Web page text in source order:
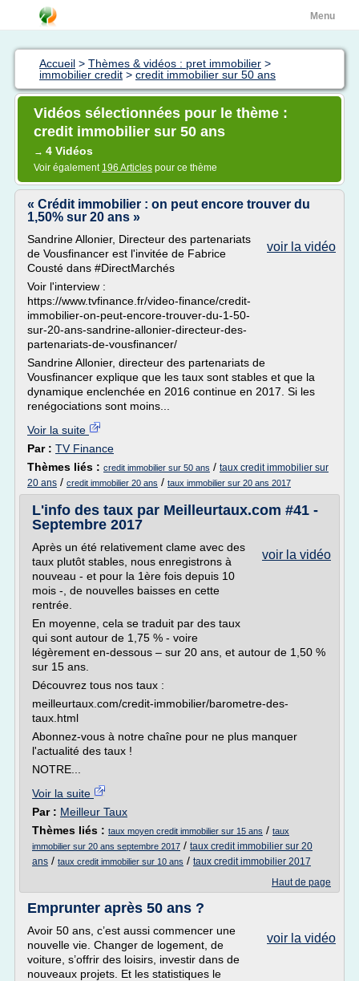
Menu
Accueil > Thèmes & vidéos : pret immobilier >
immobilier credit > credit immobilier sur 50 ans
Vidéos sélectionnées pour le thème :
credit immobilier sur 50 ans
→ 4 Vidéos
Voir également 196 Articles pour ce thème
« Crédit immobilier : on peut encore trouver du
1,50% sur 20 ans »
voir la vidéo
Sandrine Allonier, Directeur des partenariats
de Vousfinancer est l'invitée de Fabrice
Cousté dans #DirectMarchés
Voir l'interview :
https://www.tvfinance.fr/video-finance/credit-
immobilier-on-peut-encore-trouver-du-1-50-
sur-20-ans-sandrine-allonier-directeur-des-
partenariats-de-vousfinancer/
Sandrine Allonier, directeur des partenariats de
Vousfinancer explique que les taux sont stables et que la
dynamique enclenchée en 2016 continue en 2017. Si les
renégociations sont moins...
Voir la suite
Par : TV Finance
Thèmes liés : credit immobilier sur 50 ans / taux credit immobilier sur
20 ans / credit immobilier 20 ans / taux immobilier sur 20 ans 2017
L'info des taux par Meilleurtaux.com #41 -
Septembre 2017
voir la vidéo
Après un été relativement clame avec des
taux plutôt stables, nous enregistrons à
nouveau - et pour la 1ère fois depuis 10
mois -, de nouvelles baisses en cette
rentrée.
En moyenne, cela se traduit par des taux
qui sont autour de 1,75 % - voire
légèrement en-dessous – sur 20 ans, et autour de 1,50 %
sur 15 ans.
Découvrez tous nos taux :
meilleurtaux.com/credit-immobilier/barometre-des-
taux.html
Abonnez-vous à notre chaîne pour ne plus manquer
l'actualité des taux !
NOTRE...
Voir la suite
Par : Meilleur Taux
Thèmes liés : taux moyen credit immobilier sur 15 ans / taux
immobilier sur 20 ans septembre 2017 / taux credit immobilier sur 20
ans / taux credit immobilier sur 10 ans / taux credit immobilier 2017
Haut de page
Emprunter après 50 ans ?
voir la vidéo
Avoir 50 ans, c’est aussi commencer une
nouvelle vie. Changer de logement, de
voiture, s’offrir des loisirs, investir dans de
nouveaux projets. Et les statistiques le